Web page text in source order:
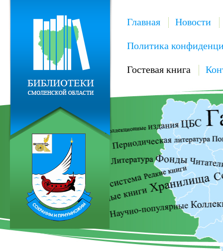
Главная Новости
Политика
Гостевая книга